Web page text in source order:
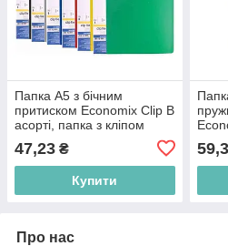
Папка А5 з бічним
притиском Economix Clip B
асорті, папка з кліпом
47,23 ₴
Купити
Про нас